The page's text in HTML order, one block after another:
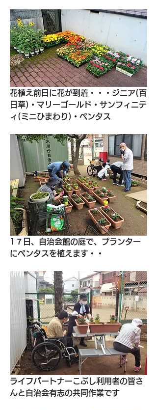
花植え前日に花が到着・・・ジニア(百
日草)・マリーゴールド・サンフィニテ
ィ(ミニひまわり)・ペンタス
1７日、自治会館の庭で、プランター
にペンタスを植えます・・
ライフパートナーこぶし利用者の皆さ
んと自治会有志の共同作業です